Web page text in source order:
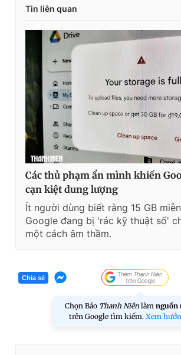
Tin liên quan
Các thủ phạm ẩn mình khiến
cạn kiệt dung lượng
Ít người dùng biết rằng 15 GB
Google đang bị 'rác kỹ thuật số'
một cách âm thầm.
Chia sẻ
Chọn Báo Thanh Niên làm nguồn
trên Google tìm kiếm. Xem